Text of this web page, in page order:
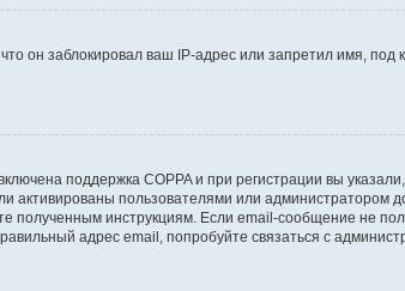
он заблокировал ваш IP-адрес или запретил имя, под
поддержка COPPA и при регистрации вы
пользователями или администратором
инструкциям. Если email-сообщение не
адрес email, попробуйте связаться с